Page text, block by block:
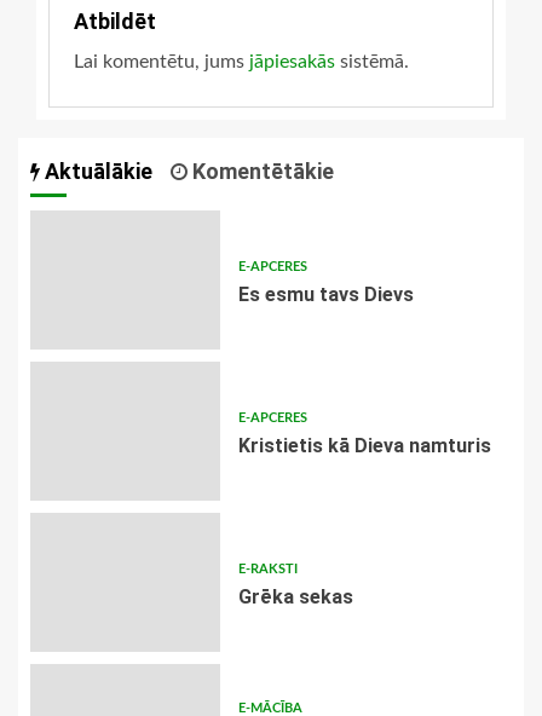
Atbildēt
Lai komentētu, jums jāpiesakās sistēmā.
Aktuālākie Komentētākie
E-APCERES
Es esmu tavs Dievs
E-APCERES
Kristietis kā Dieva namturis
E-RAKSTI
Grēka sekas
E-MĀCĪBA